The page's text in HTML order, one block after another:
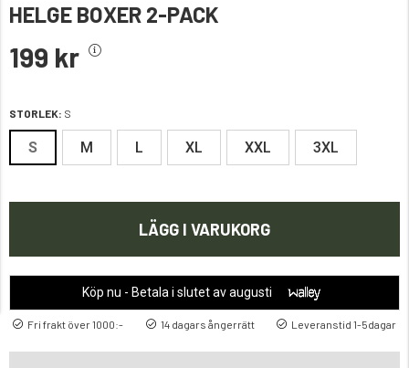
HELGE BOXER 2-PACK
199 kr
STORLEK: S
S M L XL XXL 3XL
LÄGG I VARUKORG
Köp nu - Betala i slutet av augusti
Fri frakt över 1000:- 14 dagars ångerrätt Leveranstid 1-5dagar